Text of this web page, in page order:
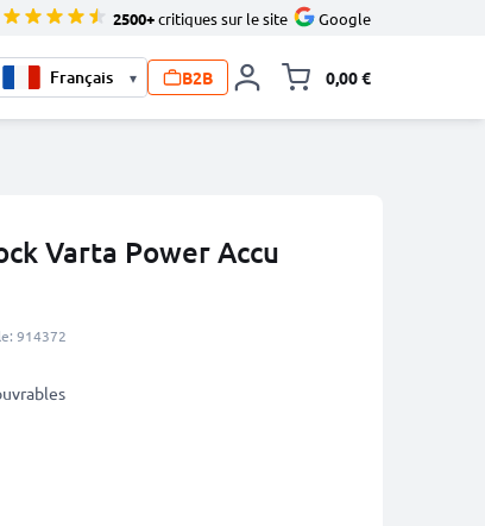
2500+critiques sur le site Google
▾ B2B 0,00 €
Varta Power Accu
914372